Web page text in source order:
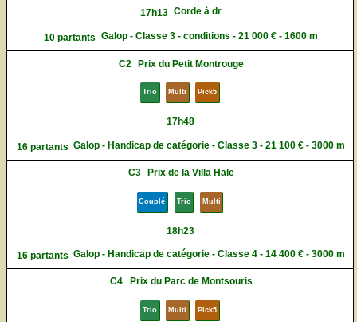
17h13 Corde à dr
10 partants Galop - Classe 3 - conditions - 21 000 € - 1600 m
C2 Prix du Petit Montrouge
Trio Multi Pick5
17h48
16 partants Galop - Handicap de catégorie - Classe 3 - 21 100 € - 3000 m
C3 Prix de la Villa Hale
Couplé Trio Multi
18h23
16 partants Galop - Handicap de catégorie - Classe 4 - 14 400 € - 3000 m
C4 Prix du Parc de Montsouris
Trio Multi Pick5